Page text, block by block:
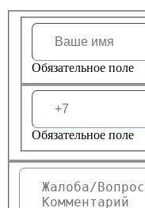
Обязательное поле
Обязательное поле